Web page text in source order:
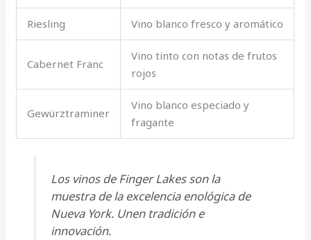
Riesling Vino blanco fresco y aromático
Cabernet Franc
Vino tinto con notas de frutos
rojos
Gewürztraminer
Vino blanco especiado y
fragante
Los vinos de Finger Lakes son la
muestra de la excelencia enológica de
Nueva York. Unen tradición e
innovación.